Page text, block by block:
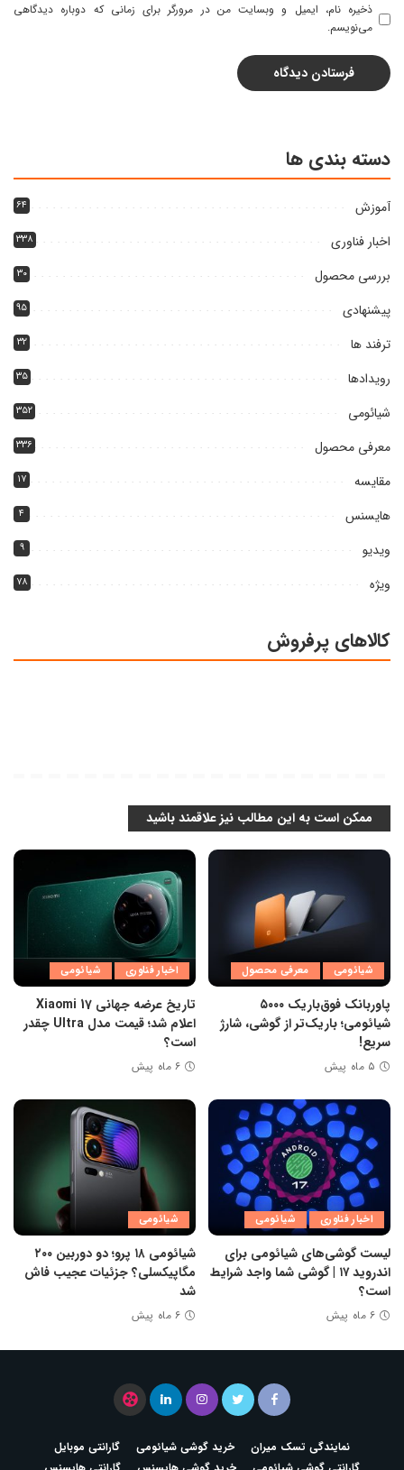
ذخیره نام، ایمیل و وبسایت من در مرورگر برای زمانی که دوباره دیدگاهی
می‌نویسم.
دسته بندی ها
آموزش ۶۴
اخبار فناوری ۳۳۸
بررسی محصول ۳۰
پیشنهادی ۹۵
ترفند ها ۳۲
رویدادها ۳۵
شیائومی ۳۵۲
معرفی محصول ۳۳۶
مقایسه ۱۷
هایسنس ۴
ویدیو ۹
ویژه ۷۸
کالاهای پرفروش
ممکن است به این مطالب نیز علاقمند باشید
شیائومی معرفی محصول
پاوربانک فوق‌باریک ۵۰۰۰
شیائومی؛ باریک‌تر از گوشی، شارژ
سریع!
۵ ماه پیش
اخبار فناوری شیائومی
تاریخ عرضه جهانی Xiaomi 17
اعلام شد؛ قیمت مدل Ultra چقدر
است؟
۶ ماه پیش
اخبار فناوری شیائومی
لیست گوشی‌های شیائومی برای
اندروید ۱۷ | گوشی شما واجد شرایط
است؟
۶ ماه پیش
شیائومی
شیائومی ۱۸ پرو؛ دو دوربین ۲۰۰
مگاپیکسلی؟ جزئیات عجیب فاش
شد
۶ ماه پیش
نمایندگی تسک میران خرید گوشی شیائومی
گارانتی موبایل